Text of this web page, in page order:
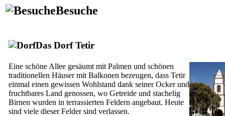
Besuche
Das DorfTetir
Eine schöne Allee gesäumt mit Palmen und schönen
traditionellen Häuser mit Balkonen bezeugen, dass Tetir
einmal einen gewissen Wohlstand dank seiner Ocker und
fruchtbares Land genossen, wo Getreide und stachelig
Birnen wurden in terrassierten Feldern angebaut. Heute
sind viele dieser Felder sind verlassen.